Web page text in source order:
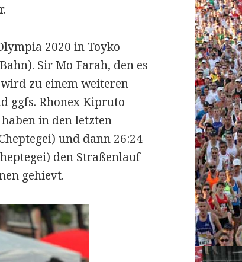
2020 in Toyko
Sir Mo Farah, den es
zu einem weiteren
ggfs. Rhonex Kipruto
in den letzten
und dann 26:24
den Straßenlauf
gehievt.